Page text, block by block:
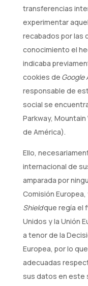
transferencias
experimentar
recabados por las
conocimiento el
indicaba
cookies de Google
responsable de
social se
Parkway,
de América).
Ello,
internacional de
amparada por
Comisión
Shieldque regía el
Unidos y la Unión
a tenor de la
Europea, por lo
adecuadas
sus datos en este